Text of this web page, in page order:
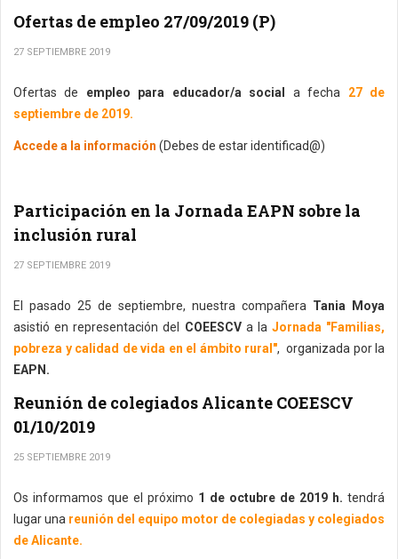
Ofertas de empleo 27/09/2019 (P)
27 SEPTIEMBRE 2019
Ofertas de empleo para educador/a social a fecha 27 de
septiembre de 2019.
Accede a la información (Debes de estar identificad@)
Participación en la Jornada EAPN sobre la
inclusión rural
27 SEPTIEMBRE 2019
El pasado 25 de septiembre, nuestra compañera Tania Moya
asistió en representación del COEESCVa la Jornada "Familias,
pobreza y calidad de vida en el ámbito rural", organizada por la
EAPN.
Reunión de colegiados Alicante COEESCV
01/10/2019
25 SEPTIEMBRE 2019
Os informamos que el próximo 1 de octubre de 2019 h. tendrá
lugar una reunión del equipo motor de colegiadas y colegiados
de Alicante.